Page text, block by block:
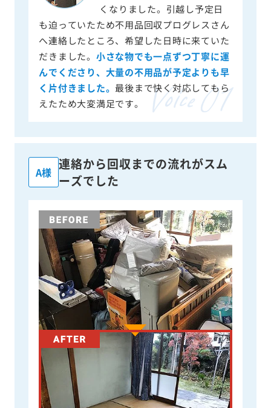
くなりました。引越し予定日
も迫っていたため不用品回収プログレスさん
へ連絡したところ、希望した日時に来ていた
だきました。 小さな物でも一点ずつ丁寧に運
んでくださり、大量の不用品が予定よりも早
く片付きました。 最後まで快く対応してもら
えたため大変満足です。
A様
連絡から回収までの流れがスム
ーズでした